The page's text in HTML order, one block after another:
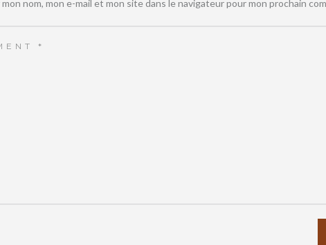
nom, mon e-mail et mon site dans le navigateur pour mon prochain